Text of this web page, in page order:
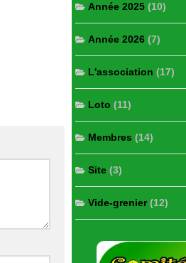
Année 2025 (10)
Année 2026 (7)
L'association (17)
Loto (11)
Membres (14)
Site (3)
Vide-grenier(12)